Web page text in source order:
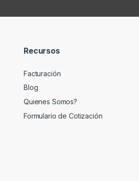
Recursos
Facturación
Blog
Quienes Somos?
Formulario de Cotización